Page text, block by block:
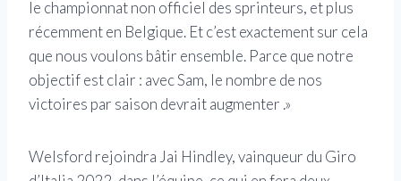
le championnat non officiel des sprinteurs, et plus
récemment en Belgique. Et c’est exactement sur cela
que nous voulons bâtir ensemble. Parce que notre
objectif est clair : avec Sam, le nombre de nos
victoires par saison devrait augmenter .»
Welsford rejoindra Jai ​​Hindley, vainqueur du Giro